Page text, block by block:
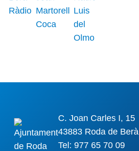
C. Joan Carles I, 15
43883 Roda de Berà
Tel: 977 65 70 09